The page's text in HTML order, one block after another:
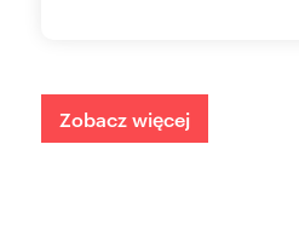
Zobacz więcej